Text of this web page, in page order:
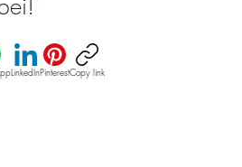
LinkedInPinterestCopy link